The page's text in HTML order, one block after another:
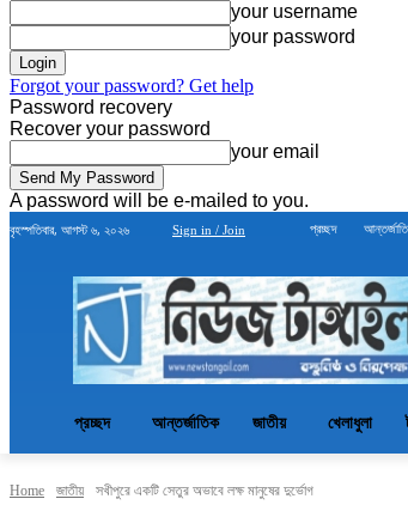
your username
your password
Forgot your password? Get help
Password recovery
Recover your password
your email
A password will be e-mailed to you.
বৃহস্পতিবার, আগস্ট ৬, ২০২৬ Sign in / Join প্রচ্ছদ
প্রচ্ছদ আন্তর্জাতিক জাতীয় খেলাধুলা
Home জাতীয় সখীপুরে একটি সেতুর অভাবে লক্ষ মানুষের দুর্ভোগ